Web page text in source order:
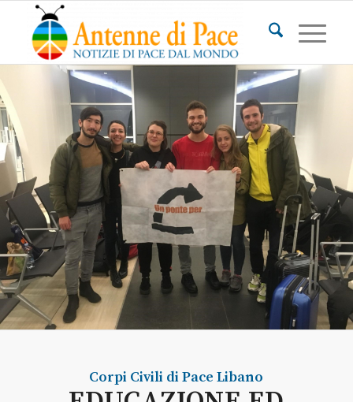
Corpi Civili di Pace Libano